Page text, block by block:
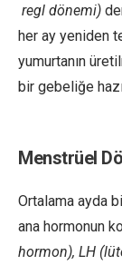
regl dönemi)
her ay yeniden
yumurtanın
bir gebeliğe
Menstrüel
Ortalama ayda
ana hormonun
hormon), LH